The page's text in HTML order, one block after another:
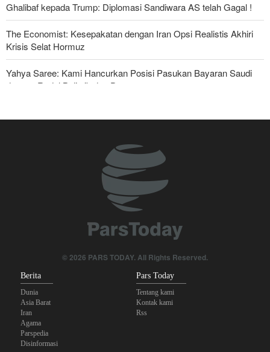
Ghalibaf kepada Trump: Diplomasi Sandiwara AS telah Gagal !
The Economist: Kesepakatan dengan Iran Opsi Realistis Akhiri
Krisis Selat Hormuz
Yahya Saree: Kami Hancurkan Posisi Pasukan Bayaran Saudi
dengan Rudal Balistik dan Drone
Foreign Affairs: AS Harus Tinggalkan Asia Barat
Mengapa Lobi Zionis di Amerika Tidak Lagi Seefektif Dulu?
Anggota Kongres AS Khawatirkan Dampak Menipisnya Rudal
Sanders: Trump Berbahaya Seret AS dalam Perang yang
Menghancurkan© 2026 PARS TODAY. All Rights Reserved.
Berita
Dunia
Asia Barat
Iran
Agama
Parspedia
Disinformasi
Pars Today
Tentang kami
Kontak kami
Rss